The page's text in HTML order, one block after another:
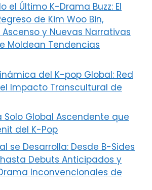
el Último K-Drama Buzz: El
de Kim Woo Bin,
y Nuevas Narrativas
Moldean Tendencias
del K-pop Global: Red
el Impacto Transcultural de
Solo Global Ascendente que
del K-Pop
se Desarrolla: Desde B-Sides
Debuts Anticipados y
Inconvencionales de